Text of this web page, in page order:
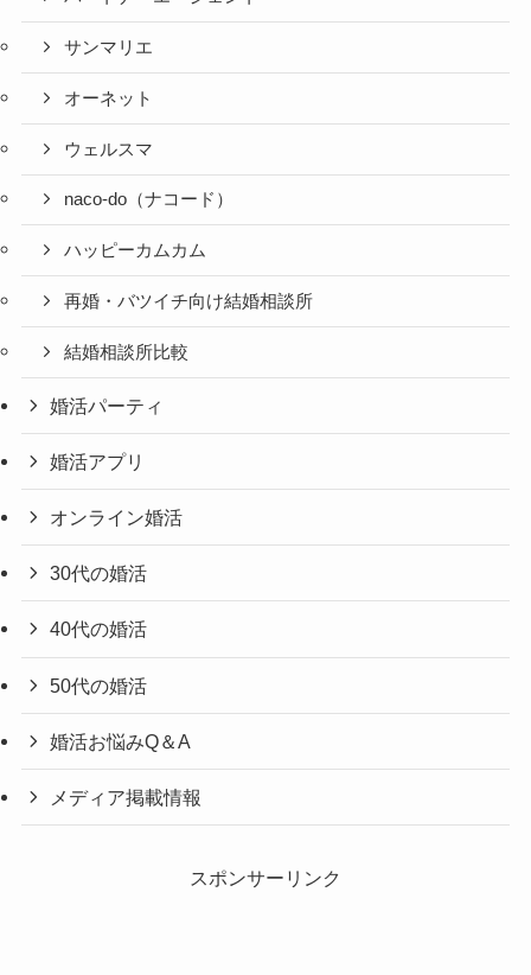
サンマリエ
オーネット
ウェルスマ
naco-do（ナコード）
ハッピーカムカム
再婚・バツイチ向け結婚相談所
結婚相談所比較
婚活パーティ
婚活アプリ
オンライン婚活
30代の婚活
40代の婚活
50代の婚活
婚活お悩みQ＆A
メディア掲載情報
スポンサーリンク